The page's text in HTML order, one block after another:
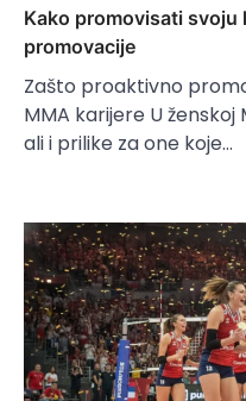
Kako promovisati svoju
promovacije
Zašto proaktivno
MMA karijere U
ali i prilike za one koje…